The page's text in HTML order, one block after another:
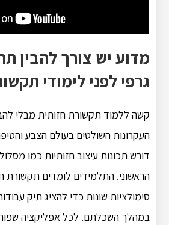
מדוע יש צורך להבין
גרפי לפני לימודי
קשה ללמוד תקשורת חזותית מבלי
העקרונות השולטים בעולם הצבע
דורש תכונות עיצוב חזותיות כמו
הראשוני. התלמידים לומדים תקשורת
סימולציות שונות כדי להציג תיק
במהלך השכלתם. לכל אפליקציה